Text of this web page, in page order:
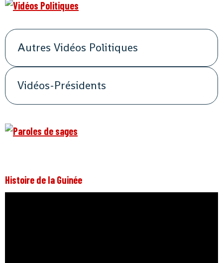
Autres Vidéos Politiques
Vidéos-Présidents
Histoire de la Guinée